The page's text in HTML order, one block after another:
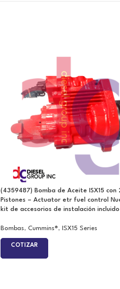
(4359487) Bomba de Aceite ISX15 con
Pistones – Actuator etr fuel control
kit de accesorios de instalación incluido
Bombas, Cummins®, ISX15 Series
COTIZAR